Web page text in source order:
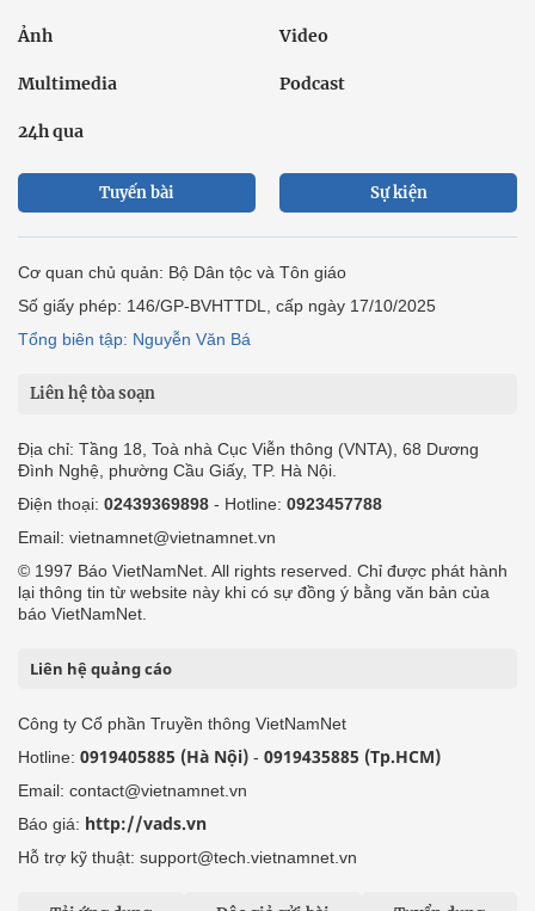
Ảnh Video
Multimedia Podcast
24h qua
Tuyến bài Sự kiện
Cơ quan chủ quản: Bộ Dân tộc và Tôn giáo
Số giấy phép: 146/GP-BVHTTDL, cấp ngày 17/10/2025
Tổng biên tập: Nguyễn Văn Bá
Liên hệ tòa soạn
Địa chỉ: Tầng 18, Toà nhà Cục Viễn thông (VNTA), 68 Dương
Đình Nghệ, phường Cầu Giấy, TP. Hà Nội.
Điện thoại: 02439369898 - Hotline: 0923457788
Email: vietnamnet@vietnamnet.vn
© 1997 Báo VietNamNet. All rights reserved. Chỉ được phát hành
lại thông tin từ website này khi có sự đồng ý bằng văn bản của
báo VietNamNet.
Liên hệ quảng cáo
Công ty Cổ phần Truyền thông VietNamNet
Hotline: 0919405885 (Hà Nội) - 0919435885 (Tp.HCM)
Email: contact@vietnamnet.vn
Báo giá: http://vads.vn
Hỗ trợ kỹ thuật: support@tech.vietnamnet.vn